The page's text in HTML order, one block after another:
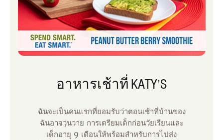
อาหารเช้าที่ KATY’S
ฉันจะเป็นคนแรกที่ยอมรับว่าตอนเช้าที่บ้านของ
ฉันอาจวุ่นวาย การเตรียมเด็กก่อนวัยเรียนและ
เด็กอายุ 9 เดือนให้พร้อมสําหรับการไปส่ง